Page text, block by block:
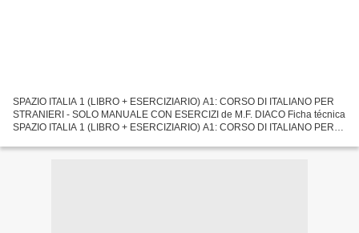
SPAZIO ITALIA 1 (LIBRO + ESERCIZIARIO) A1: CORSO DI ITALIANO PER
STRANIERI - SOLO MANUALE CON ESERCIZI de M.F. DIACO Ficha técnica
SPAZIO ITALIA 1 (LIBRO + ESERCIZIARIO) A1: CORSO DI ITALIANO PER